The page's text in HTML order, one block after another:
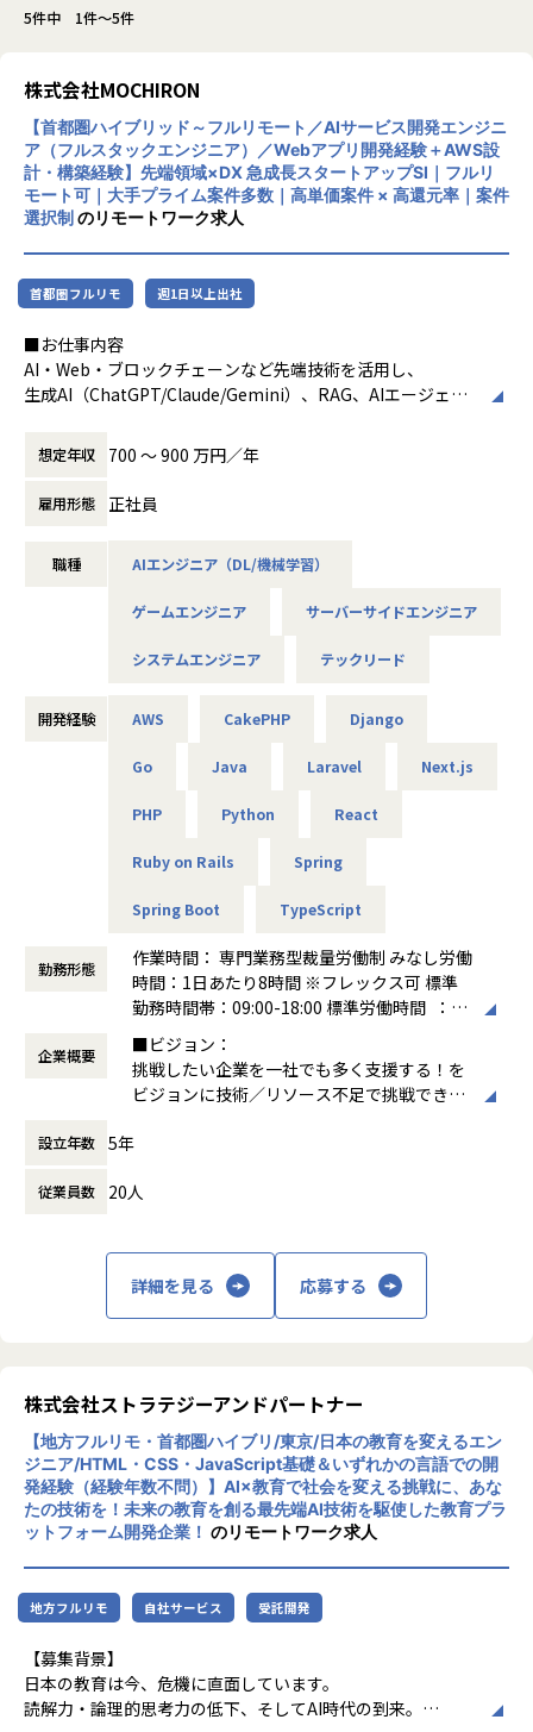
5件中 1件～5件
株式会社MOCHIRON
【首都圏ハイブリッド～フルリモート／AIサービス開発エンジニ
ア（フルスタックエンジニア）／Webアプリ開発経験＋AWS設
計・構築経験】先端領域×DX 急成長スタートアップSI｜フルリ
モート可｜大手プライム案件多数｜高単価案件 × 高還元率｜案件
選択制のリモートワーク求人
首都圏フルリモ 週1日以上出社
■お仕事内容
AI・Web・ブロックチェーンなど先端技術を活用し、
生成AI（ChatGPT/Claude/Gemini）、RAG、AIエージェン
自社/クライアント向けのAIサービス・Webアプリケーション
を企画～設計～開発まで担うフルスタックエンジニアを募集
します。
新規プロダクトの企画立案から技術選定、アーキテクチャ設
技術的な意思決定を主導しながら開発を進められる環境で
・AIを活用した新規サービスやPoCの企画・要件定義
プリ開発
uby / Python）開発
開発プロダクト例
・AI面接ボット
・SaaSのAIエージェント対応MPCサーバー
■本ポジションについて
・創業4期目、昨対500%の急成長のDX支援SI企業にて、
・平均年収100万円～UP！平均残業時間10時間未満でワーク
・新興領域でのスキルアップのチャンス！
センティブあり。
■将来のキャリアパスを考慮した選択
・マネジメントパス ：CTO直下で組織を伸ばすことにコミ
ット。更なる組織拡大の中での仕組化など、スタートアップ
値アップを見込み、業界でのトップランナーを目指していく
ポジション。
【業務の変更の範囲】
会社の規定に準ずる
想定年収 700 〜 900 万円／年
雇用形態 正社員
職種 AIエンジニア（DL/機械学習）
ゲームエンジニア サーバーサイドエンジニア
システムエンジニア テックリード
開発経験 AWS CakePHP Django
Go Java Laravel Next.js
PHP Python React
Ruby on Rails Spring
Spring Boot TypeScript
勤務形態
作業時間： 専門業務型裁量労働制 みなし労働
時間：1日あたり8時間 ※フレックス可 標準
勤務時間帯：09:00-18:00 標準労働時間 ：8
時間 休憩 ：1時間 コアタイム ：なし
※参画プロジェクトにより制限あり。
働き方：裁量労働制
時間外労働の有無： 有（月平均0時間～10時
間）
休憩時間： 60分
企業概要
■ビジョン：
挑戦したい企業を一社でも多く支援する！を
ビジョンに技術／リソース不足で挑戦できな
私は一人では何もできないので、困った時に
も嬉しいですし、そういう人間／企業であり
極力MOCHIRONの精神で、一社でも多くの企
業を支援できるように励みます。
足で挑戦できない状況を打破する」ことを念
頭に開発面で支援する受託開発のプロフェッ
ショナル集団です。
WEB3や生成AIといった先端技術への支援の
他、システム開発やソフトウェア開発など幅
広く支援の間口を広げており、小回りの利く
スピード感を強みに安定性をもって支援しま
す。
- XENO：Web3開発支援としてマーケットプ
レイスの追加開発および保守を実施
設立年数 5年
従業員数 20人
詳細を見る 応募する
株式会社ストラテジーアンドパートナー
【地方フルリモ・首都圏ハイブリ/東京/日本の教育を変えるエン
ジニア/HTML・CSS・JavaScript基礎＆いずれかの言語での開
発経験（経験年数不問）】AI×教育で社会を変える挑戦に、あな
たの技術を！未来の教育を創る最先端AI技術を駆使した教育プラ
ットフォーム開発企業！ のリモートワーク求人
地方フルリモ 自社サービス 受託開発
【募集背景】
日本の教育は今、危機に直面しています。
読解力・論理的思考力の低下、そしてAI時代の到来。